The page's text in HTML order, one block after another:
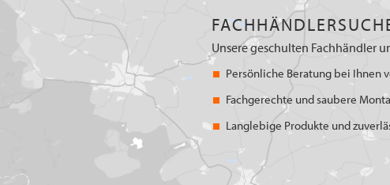
Unsere geschulten Fachhändler
Persönliche Beratung bei Ihnen
Fachgerechte und saubere
Langlebige Produkte und